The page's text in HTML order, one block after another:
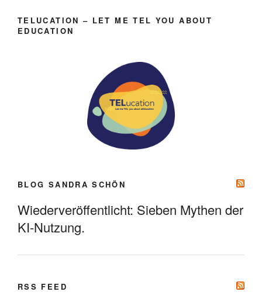
TELUCATION – LET ME TEL YOU ABOUT
EDUCATION
BLOG SANDRA SCHÖN
Wiederveröffentlicht: Sieben Mythen der
KI-Nutzung.
RSS FEED